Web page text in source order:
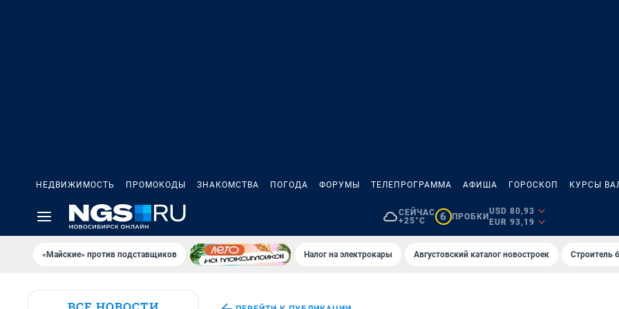
НЕДВИЖИМОСТЬ ПРОМОКОДЫ ЗНАКОМСТВА ПОГОДА ФОРУМЫ ТЕЛЕПРОГРАММА АФИША ГОРОСКОП КУРСЫ
СЕЙЧАС
+25°C
6 ПРОБКИ
USD 80,93
EUR 93,19
«Майские» против подставщиков Налог на электрокары Августовский каталог новостроек Строитель